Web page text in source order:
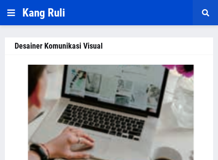
Kang Ruli
Desainer Komunikasi Visual